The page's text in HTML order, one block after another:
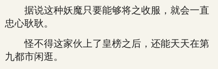
据说这种妖魔只要能够将之收服，就会一直
忠心耿耿。
怪不得这家伙上了皇榜之后，还能天天在第
九都市闲逛。